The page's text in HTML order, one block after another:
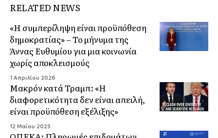
RELATED NEWS
«Η συμπερίληψη είναι προϋπόθεση
δημοκρατίας» – Το μήνυμα της
Άννας Ευθυμίου για μια κοινωνία
χωρίς αποκλεισμούς
1 Απριλίου 2026
Μακρόν κατά Τραμπ: «Η
διαφορετικότητα δεν είναι απειλή,
είναι προϋπόθεση εξέλιξης»
12 Μαΐου 2025